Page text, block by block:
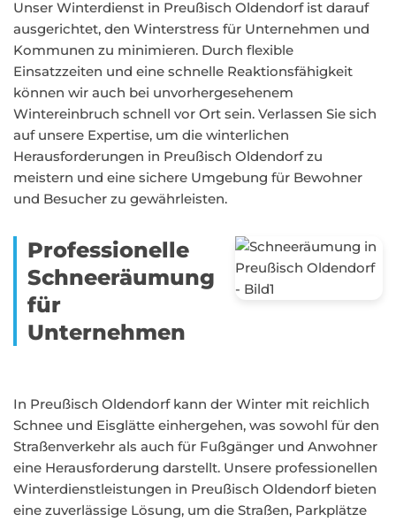
Unser Winterdienst in Preußisch Oldendorf ist darauf
ausgerichtet, den Winterstress für Unternehmen und
Kommunen zu minimieren. Durch flexible
Einsatzzeiten und eine schnelle Reaktionsfähigkeit
können wir auch bei unvorhergesehenem
Wintereinbruch schnell vor Ort sein. Verlassen Sie sich
auf unsere Expertise, um die winterlichen
Herausforderungen in Preußisch Oldendorf zu
meistern und eine sichere Umgebung für Bewohner
und Besucher zu gewährleisten.
Professionelle
Schneeräumung
für
Unternehmen
In Preußisch Oldendorf kann der Winter mit reichlich
Schnee und Eisglätte einhergehen, was sowohl für den
Straßenverkehr als auch für Fußgänger und Anwohner
eine Herausforderung darstellt. Unsere professionellen
Winterdienstleistungen in Preußisch Oldendorf bieten
eine zuverlässige Lösung, um die Straßen, Parkplätze